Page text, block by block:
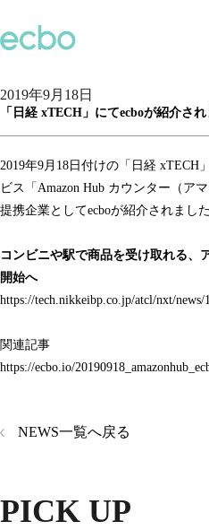
2019年9月18日
「日経 xTECH」にてecboが紹介さ
2019年9月18日付けの「日経 xTECH
ビス「Amazon Hub カウンター（ア
提携企業としてecboが紹介されました
コンビニや駅で商品を受け取れる、
開始へ
https://tech.nikkeibp.co.jp/atcl/nxt/news/
関連記事
https://ecbo.io/
NEWS一覧へ戻る
PICK UP